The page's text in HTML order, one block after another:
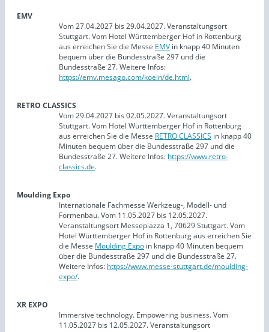
EMV
Vom 27.04.2027 bis 29.04.2027. Veranstaltungsort
Stuttgart. Vom Hotel Württemberger Hof in Rottenburg
aus erreichen Sie die Messe EMV in knapp 40 Minuten
bequem über die Bundesstraße 297 und die
Bundesstraße 27. Weitere Infos:
https://emv.mesago.com/koeln/de.html.
RETRO CLASSICS
Vom 29.04.2027 bis 02.05.2027. Veranstaltungsort
Stuttgart. Vom Hotel Württemberger Hof in Rottenburg
aus erreichen Sie die Messe RETRO CLASSICS in knapp 40
Minuten bequem über die Bundesstraße 297 und die
Bundesstraße 27. Weitere Infos: https://www.retro-
classics.de.
Moulding Expo
Internationale Fachmesse Werkzeug-, Modell- und
Formenbau. Vom 11.05.2027 bis 12.05.2027.
Veranstaltungsort Messepiazza 1, 70629 Stuttgart. Vom
Hotel Württemberger Hof in Rottenburg aus erreichen Sie
die Messe Moulding Expo in knapp 40 Minuten bequem
über die Bundesstraße 297 und die Bundesstraße 27.
Weitere Infos: https://www.messe-stuttgart.de/moulding-
expo/.
XR EXPO
Immersive technology. Empowering business. Vom
11.05.2027 bis 12.05.2027. Veranstaltungsort